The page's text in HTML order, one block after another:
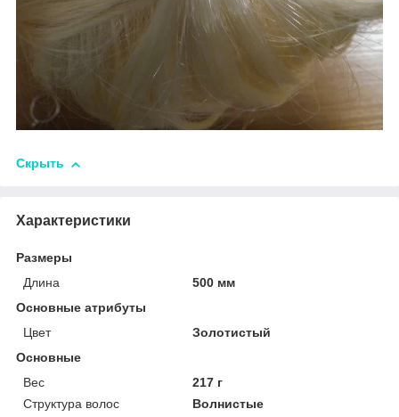
Скрыть
Характеристики
Размеры
Длина
500 мм
Основные атрибуты
Цвет
Золотистый
Основные
Вес
217 г
Структура волос
Волнистые